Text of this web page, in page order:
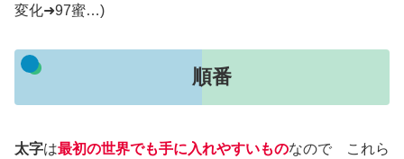
変化➜97蜜…)
順番
太字は最初の世界でも手に入れやすいものなので これら